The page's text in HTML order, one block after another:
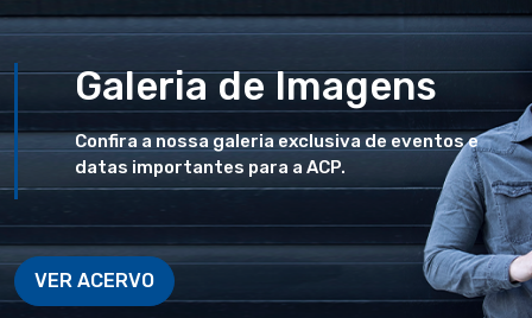
Galeria de Imagens
Confira a nossa galeria exclusiva de eventos e
datas importantes para a ACP.
VER ACERVO